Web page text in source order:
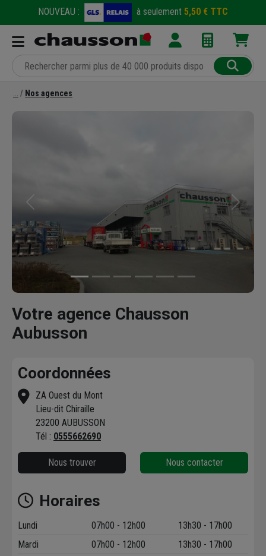
NOUVEAU : à seulement 5,50 € TTC
Nos agences
Précédent Suivant
Votre agence Chausson
Aubusson
Coordonnées
ZA Ouest du Mont
Lieu-dit Chiraille
23200 AUBUSSON
Tél : 0555662690
Nous trouver Nous contacter
Horaires
Lundi 07h00 - 12h00
13h30 - 17h00
Mardi
07h00 - 12h00
13h30 - 17h00